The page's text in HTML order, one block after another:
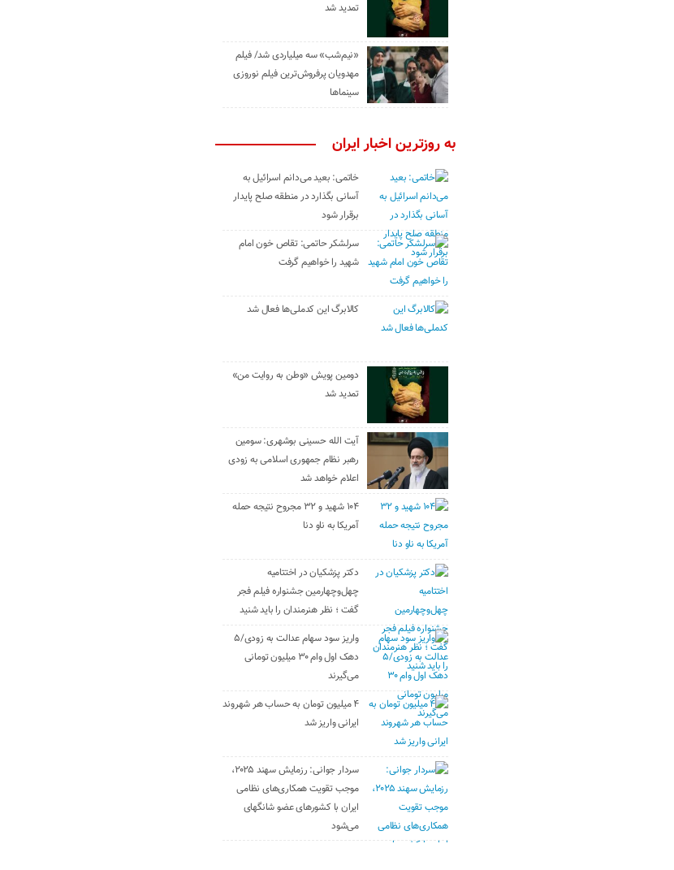
تمدید شد
«نیم‌شب» سه میلیاردی شد/ فیلم
مهدویان پرفروش‌ترین فیلم نوروزی
سینماها
به روزترین اخبار ایران
خاتمی: بعید می‌دانم اسرائیل به
آسانی بگذارد در منطقه صلح پایدار
برقرار شود
سرلشکر حاتمی: تقاص خون امام
شهید را خواهیم گرفت
کالابرگ این کدملی‌ها فعال شد
دومین پویش «وطن به روایت من»
تمدید شد
آیت الله حسینی بوشهری: سومین
رهبر نظام جمهوری اسلامی به زودی
اعلام خواهد شد
۱۰۴ شهید و ۳۲ مجروح نتیجه حمله
آمریکا به ناو دنا
دکتر پزشکیان در اختتامیه
چهل‌وچهارمین جشنواره فیلم فجر
گفت ؛ نظر هنرمندان را باید شنید
واریز سود سهام عدالت به زودی/۵
دهک اول وام ۳۰ میلیون تومانی
می‌گیرند
۴ میلیون تومان به حساب هر شهروند
ایرانی واریز شد
سردار جوانی: رزمایش سهند ۲۰۲۵،
موجب تقویت همکاری‌های نظامی
ایران با کشور‌های عضو شانگهای
می‌شود